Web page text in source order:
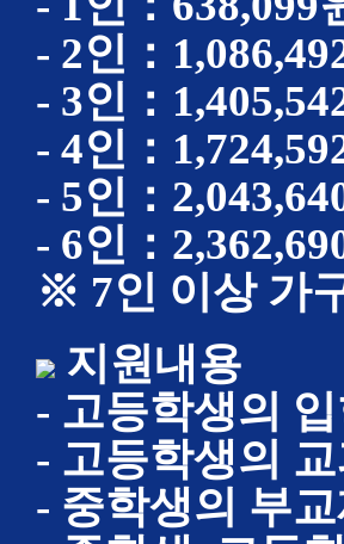
- 2인：
- 3인：
- 4인：
- 5인：
- 6인：
※ 7인 이상 가
지원내용
- 고등학생의
- 고등학생의
- 중학생의 부